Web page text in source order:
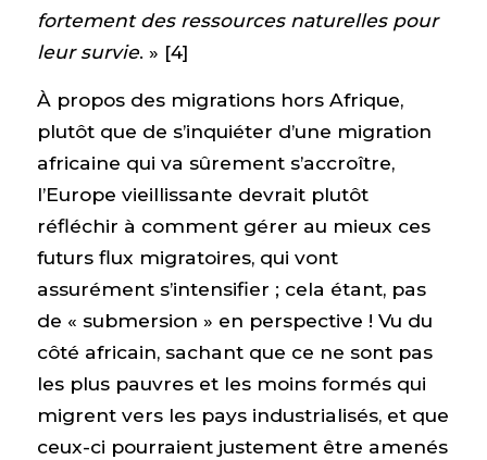
fortement des ressources naturelles pour
leur survie. » [4]
À propos des migrations hors Afrique,
plutôt que de s’inquiéter d’une migration
africaine qui va sûrement s’accroître,
l’Europe vieillissante devrait plutôt
réfléchir à comment gérer au mieux ces
futurs flux migratoires, qui vont
assurément s’intensifier ; cela étant, pas
de « submersion » en perspective ! Vu du
côté africain, sachant que ce ne sont pas
les plus pauvres et les moins formés qui
migrent vers les pays industrialisés, et que
ceux-ci pourraient justement être amenés